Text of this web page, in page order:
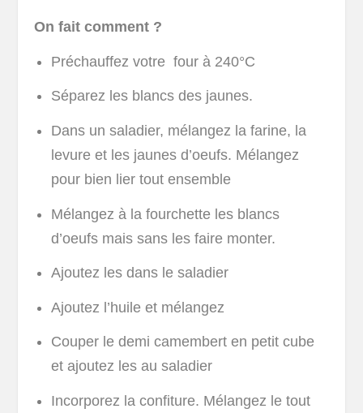
On fait comment ?
Préchauffez votre four à 240°C
Séparez les blancs des jaunes.
Dans un saladier, mélangez la farine, la
levure et les jaunes d’oeufs. Mélangez
pour bien lier tout ensemble
Mélangez à la fourchette les blancs
d’oeufs mais sans les faire monter.
Ajoutez les dans le saladier
Ajoutez l’huile et mélangez
Couper le demi camembert en petit cube
et ajoutez les au saladier
Incorporez la confiture. Mélangez le tout